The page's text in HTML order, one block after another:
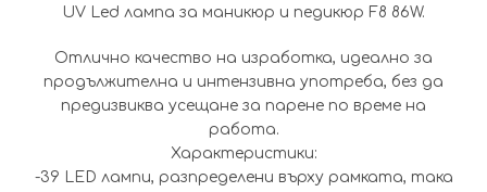
(88.00
лв.).
UV Led лампа за маникюр и педикюр F8 86W.
Отлично качество на изработка, идеално за
продължителна и интензивна употреба, без да
предизвиква усещане за парене по време на
работа.
Характеристики:
-39 LED лампи, разпределени върху рамката, така